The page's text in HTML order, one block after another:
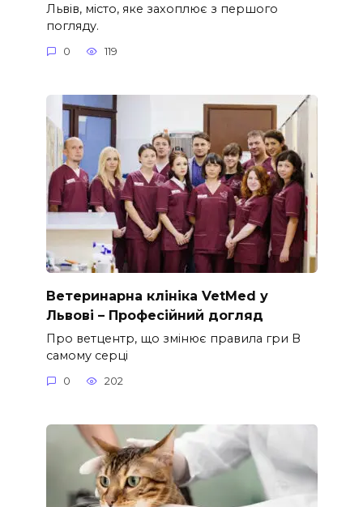
Львів, місто, яке захоплює з першого
погляду.
0 119
Ветеринарна клініка VetMed у
Львові – Професійний догляд
Про ветцентр, що змінює правила гри В
самому серці
0 202